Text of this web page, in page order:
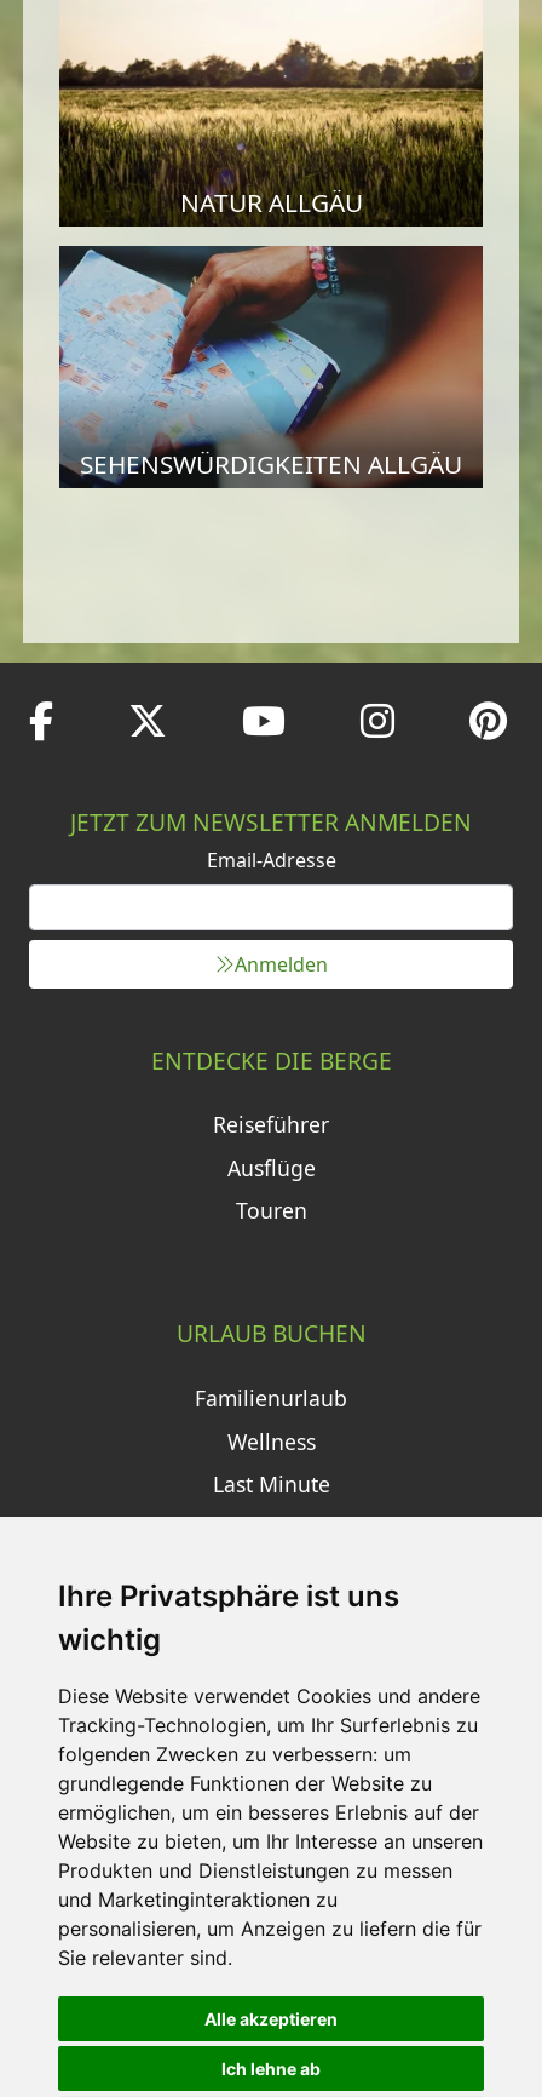
Ihre Privatsphäre ist uns
wichtig
Diese Website verwendet Cookies und andere
Tracking-Technologien, um Ihr Surferlebnis zu
folgenden Zwecken zu verbessern: um
grundlegende Funktionen der Website zu
ermöglichen, um ein besseres Erlebnis auf der
Website zu bieten, um Ihr Interesse an unseren
Produkten und Dienstleistungen zu messen
und Marketinginteraktionen zu
personalisieren, um Anzeigen zu liefern die für
Sie relevanter sind.
Alle akzeptieren
Ich lehne ab
NATUR ALLGÄU
SEHENSWÜRDIGKEITEN ALLGÄU
JETZT ZUM NEWSLETTER ANMELDEN
Email-Adresse
Anmelden
ENTDECKE DIE BERGE
Reiseführer
Ausflüge
Touren
URLAUB BUCHEN
Familienurlaub
Wellness
Last Minute
SCHNEEHÖHEN SKI APP
Die Schneehoehen Ski APP für iOS und Android - Ein
Muss für alle Wintersportler und Schneefreaks!
Impressum
Datenschutz
Nutzungsbedingungen
Portale
FAQ Newsletter Mediadaten
©2026 Schneemenschen GmbH